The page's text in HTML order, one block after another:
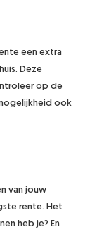
een extra
Deze
op de
ook
van jouw
rente. Het
heb je? En